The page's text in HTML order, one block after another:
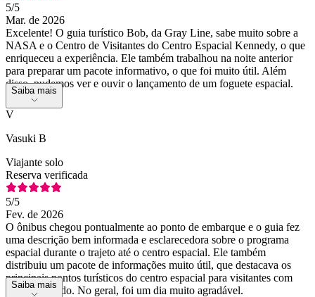
5/5
Mar. de 2026
Excelente! O guia turístico Bob, da Gray Line, sabe muito sobre a
NASA e o Centro de Visitantes do Centro Espacial Kennedy, o que
enriqueceu a experiência. Ele também trabalhou na noite anterior
para preparar um pacote informativo, o que foi muito útil. Além
disso, pudemos ver e ouvir o lançamento de um foguete espacial.
Saiba mais
V
Vasuki B
Viajante solo
Reserva verificada
5/5
Fev. de 2026
O ônibus chegou pontualmente ao ponto de embarque e o guia fez
uma descrição bem informada e esclarecedora sobre o programa
espacial durante o trajeto até o centro espacial. Ele também
distribuiu um pacote de informações muito útil, que destacava os
principais pontos turísticos do centro espacial para visitantes com
tempo limitado. No geral, foi um dia muito agradável.
Saiba mais